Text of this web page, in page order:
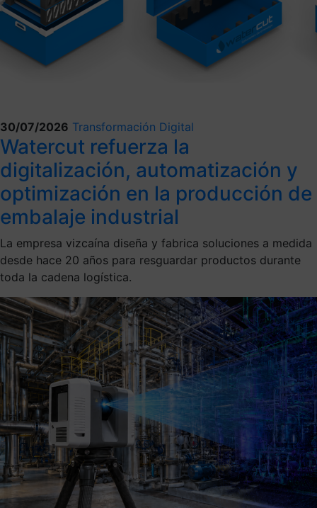
30/07/2026 Transformación Digital
Watercut refuerza la
digitalización, automatización y
optimización en la producción de
embalaje industrial
La empresa vizcaína diseña y fabrica soluciones a medida
desde hace 20 años para resguardar productos durante
toda la cadena logística.